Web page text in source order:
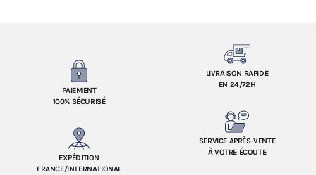
PAIEMENT
100% SÉCURISÉ
LIVRAISON RAPIDE
EN 24/72H
EXPÉDITION
FRANCE/INTERNATIONAL
SERVICE APRÈS-VENTE
À VOTRE ÉCOUTE